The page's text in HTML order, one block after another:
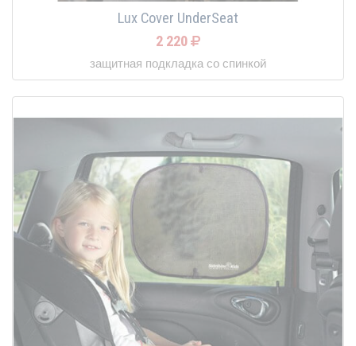
Lux Cover UnderSeat
2 220
защитная подкладка со спинкой